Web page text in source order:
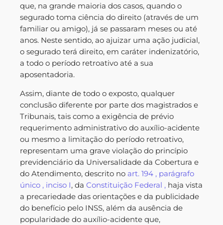
que, na grande maioria dos casos, quando o
segurado toma ciência do direito (através de um
familiar ou amigo), já se passaram meses ou até
anos. Neste sentido, ao ajuizar uma ação judicial,
o segurado terá direito, em caráter indenizatório,
a todo o período retroativo até a sua
aposentadoria.
Assim, diante de todo o exposto, qualquer
conclusão diferente por parte dos magistrados e
Tribunais, tais como a exigência de prévio
requerimento administrativo do auxílio-acidente
ou mesmo a limitação do período retroativo,
representam uma grave violação do princípio
previdenciário da Universalidade da Cobertura e
do Atendimento, descrito no art. 194 , parágrafo
único , inciso I, da Constituição Federal , haja vista
a precariedade das orientações e da publicidade
do benefício pelo INSS, além da ausência de
popularidade do auxílio-acidente que,